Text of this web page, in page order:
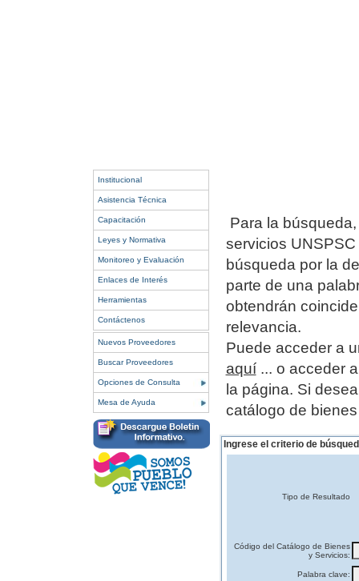
Institucional
Asistencia Técnica
Capacitación
Leyes y Normativa
Monitoreo y Evaluación
Enlaces de Interés
Herramientas
Contáctenos
Nuevos Proveedores
Buscar Proveedores
Opciones de Consulta
Mesa de Ayuda
Para la
servicios
búsqueda por la
parte de una
obtendrán
relevancia.
Puede acceder a
aquí ... o acceder
la página. Si
catálogo de
Ingrese el criterio de
Tipo de Resultado
Código del Catálogo de Bienes
y Servicios:
Palabra clave: